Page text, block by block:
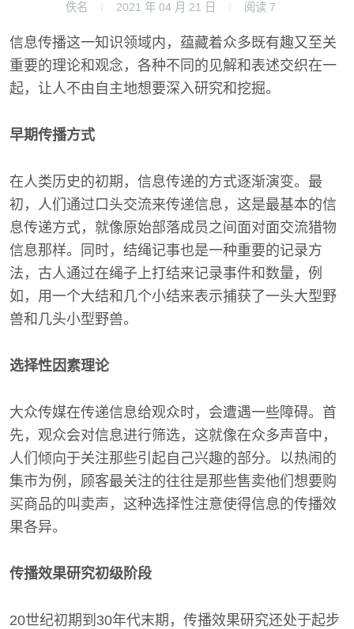
佚名 2021 年 04 月 21 日 阅读 7
信息传播这一知识领域内，蕴藏着众多既有趣又至关
重要的理论和观念，各种不同的见解和表述交织在一
起，让人不由自主地想要深入研究和挖掘。
早期传播方式
在人类历史的初期，信息传递的方式逐渐演变。最
初，人们通过口头交流来传递信息，这是最基本的信
息传递方式，就像原始部落成员之间面对面交流猎物
信息那样。同时，结绳记事也是一种重要的记录方
法，古人通过在绳子上打结来记录事件和数量，例
如，用一个大结和几个小结来表示捕获了一头大型野
兽和几头小型野兽。
选择性因素理论
大众传媒在传递信息给观众时，会遭遇一些障碍。首
先，观众会对信息进行筛选，这就像在众多声音中，
人们倾向于关注那些引起自己兴趣的部分。以热闹的
集市为例，顾客最关注的往往是那些售卖他们想要购
买商品的叫卖声，这种选择性注意使得信息的传播效
果各异。
传播效果研究初级阶段
20世纪初期到30年代末期，传播效果研究还处于起步